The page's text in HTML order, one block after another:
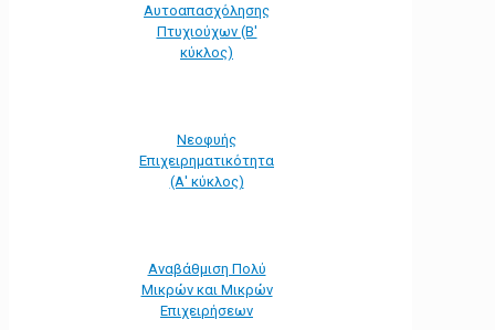
Αυτοαπασχόλησης
Πτυχιούχων (Β'
κύκλος)
Νεοφυής
Επιχειρηματικότητα
(Α' κύκλος)
Αναβάθμιση Πολύ
Μικρών και Μικρών
Επιχειρήσεων